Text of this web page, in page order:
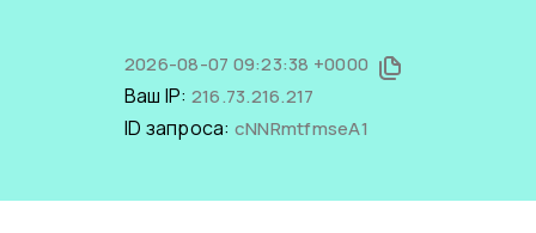
2026-08-07 09:23:38 +0000
Ваш IP: 216.73.216.217
ID запроса: cNNRmtfmseA1